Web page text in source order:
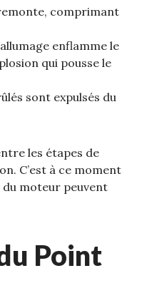
comprimant
enflamme le
qui pousse le
sont expulsés du
les étapes de
C’est à ce moment
moteur peuvent
Point